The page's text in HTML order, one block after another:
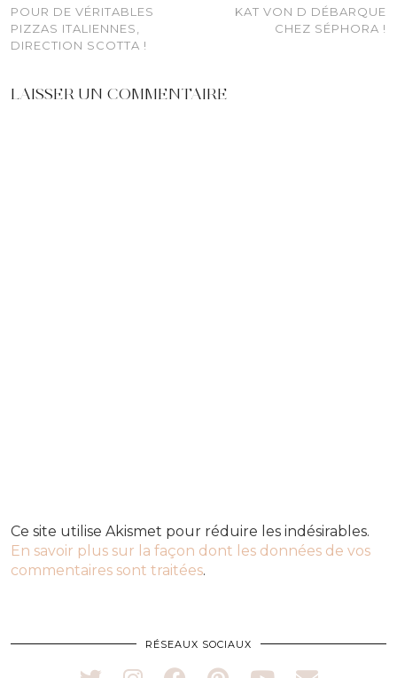
POUR DE VÉRITABLES
PIZZAS ITALIENNES,
DIRECTION SCOTTA !
KAT VON D DÉBARQUE
CHEZ SÉPHORA !
LAISSER UN COMMENTAIRE
Ce site utilise Akismet pour réduire les indésirables.
En savoir plus sur la façon dont les données de vos
commentaires sont traitées.
RÉSEAUX SOCIAUX